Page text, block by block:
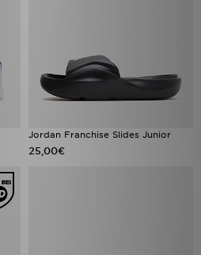
Jordan Franchise Slides Junior
25,00€